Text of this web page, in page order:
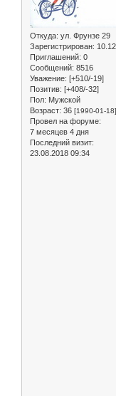
Откуда: ул. Фрунзе 29
Зарегистрирован:
Приглашений: 0
Сообщений: 8516
Уважение: [+510/-19]
Позитив: [+408/-32]
Пол: Мужской
Возраст: 36 [1990-01-18]
Провел на форуме:
7 месяцев 4 дня
Последний визит:
23.08.2018 09:34